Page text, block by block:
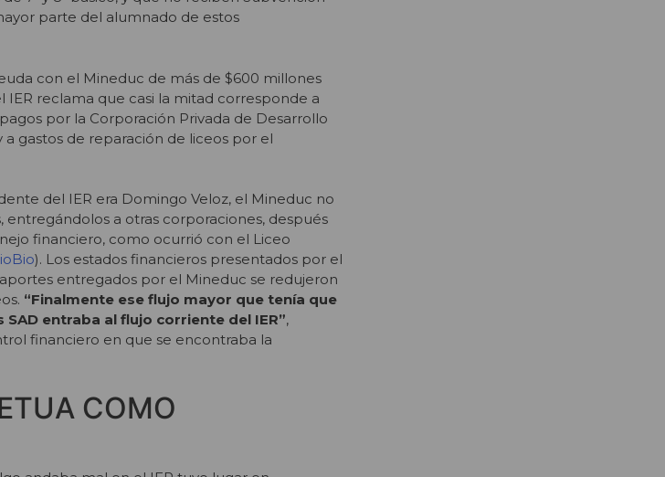
parte del alumnado de estos
con el Mineduc de más de $600 millones
reclama que casi la mitad corresponde a
por la Corporación Privada de Desarrollo
gastos de reparación de liceos por el
del IER era Domingo Veloz, el Mineduc no
entregándolos a otras corporaciones, después
financiero, como ocurrió con el Liceo
). Los estados financieros presentados por el
entregados por el Mineduc se redujeron
“Finalmente ese flujo mayor que tenía que
entraba al flujo corriente del IER”,
financiero en que se encontraba la
COMO